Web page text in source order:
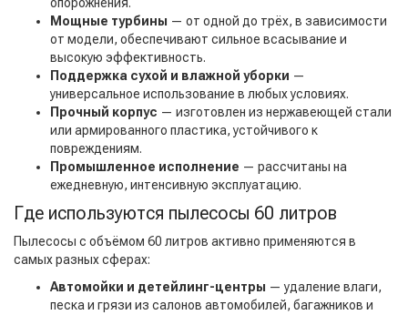
опорожнения.
Мощные турбины — от одной до трёх, в зависимости
от модели, обеспечивают сильное всасывание и
высокую эффективность.
Поддержка сухой и влажной уборки —
универсальное использование в любых условиях.
Прочный корпус — изготовлен из нержавеющей стали
или армированного пластика, устойчивого к
повреждениям.
Промышленное исполнение — рассчитаны на
ежедневную, интенсивную эксплуатацию.
Где используются пылесосы 60 литров
Пылесосы с объёмом 60 литров активно применяются в
самых разных сферах:
Автомойки и детейлинг-центры — удаление влаги,
песка и грязи из салонов автомобилей, багажников и